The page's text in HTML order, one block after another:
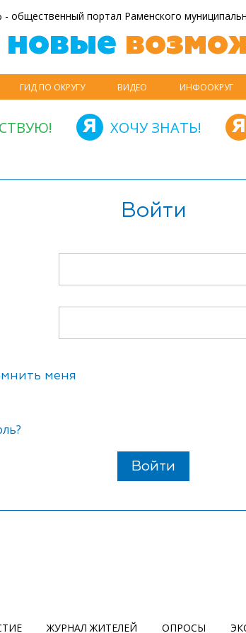
общественный портал Раменского
новые
ГИД ПО ОКРУГУ ВИДЕО ИНФООКРУГ
ХОЧУ ЗНАТЬ!
Войти
меня
Войти
ЖУРНАЛ ЖИТЕЛЕЙ ОПРОСЫ